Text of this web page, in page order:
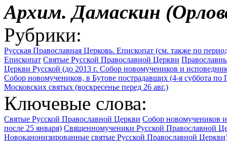
Архим. Дамаскин
Рубрики:
Русская Православная Церковь. Епископат (см. также по
Епископат Святые Русской Православной Церкви
Церкви Русской (до 2013 г. Собор новомучеников и
Собор новомучеников, в Бутове пострадавших (4-я суббота по
Московских святых (воскресенье перед 26 авг.)
Ключевые слова:
Святые Русской Православной Церкви Собор новомучеников
после 25 января) Священномученики Русской Православной
Новоканонизированные святые Русской Православной